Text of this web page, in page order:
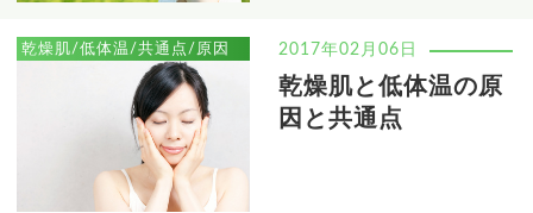
乾燥肌/低体温/共通点/原因 2017年02月06日
乾燥肌と低体温の原
因と共通点